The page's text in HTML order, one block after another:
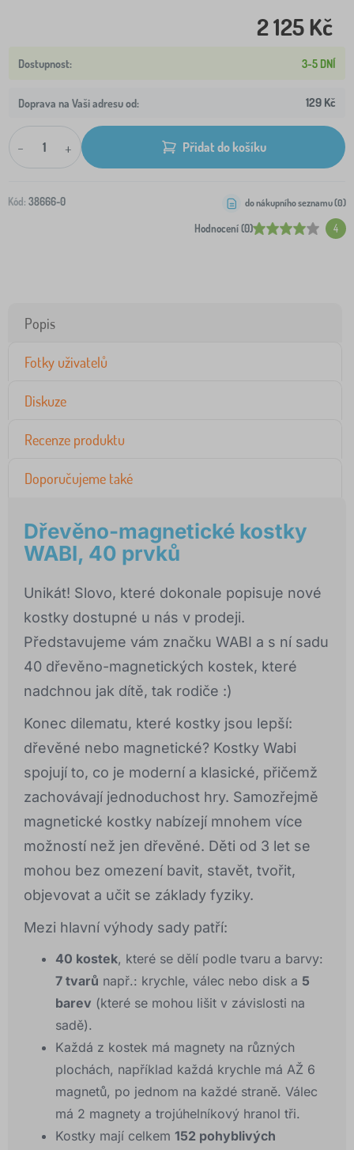
2 125 Kč
3-5 DNÍ
Doprava na Vaši adresu od: 129 Kč
- + Přidat do košíku
Kód: 38666-0
Hodnocení (0) 4
do nákupního seznamu (0)
Popis
Fotky uživatelů
Diskuze
Recenze produktu
Doporučujeme také
Dřevěno-magnetické kostky
WABI, 40 prvků
Unikát! Slovo, které dokonale popisuje nové
kostky dostupné u nás v prodeji.
Představujeme vám značku WABI a s ní sadu
40 dřevěno-magnetických kostek, které
nadchnou jak dítě, tak rodiče :)
Konec dilematu, které kostky jsou lepší:
dřevěné nebo magnetické? Kostky Wabi
spojují to, co je moderní a klasické, přičemž
zachovávají jednoduchost hry. Samozřejmě
magnetické kostky nabízejí mnohem více
možností než jen dřevěné. Děti od 3 let se
mohou bez omezení bavit, stavět, tvořit,
objevovat a učit se základy fyziky.
Mezi hlavní výhody sady patří:
40 kostek, které se dělí podle tvaru a barvy:
7 tvarů např.: krychle, válec nebo disk a 5
barev (které se mohou lišit v závislosti na
sadě).
Každá z kostek má magnety na různých
plochách, například každá krychle má AŽ 6
magnetů, po jednom na každé straně. Válec
má 2 magnety a trojúhelníkový hranol tři.
Kostky mají celkem 152 pohyblivých